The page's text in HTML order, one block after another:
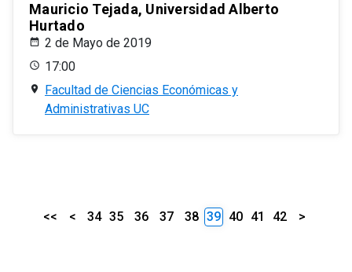
Mauricio Tejada, Universidad Alberto
Hurtado
2 de Mayo de 2019
17:00
Facultad de Ciencias Económicas y
Administrativas UC
<< < 34 35 36 37 38 39 40 41 42 >